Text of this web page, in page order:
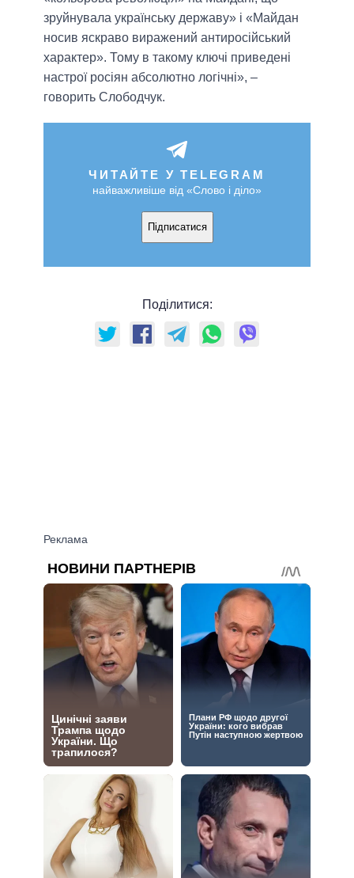
зруйнувала українську державу» і «Майдан
носив яскраво виражений антиросійський
характер». Тому в такому ключі приведені
настрої росіян абсолютно логічні», –
говорить Слободчук.
ЧИТАЙТЕ У TELEGRAM
найважливіше від «Слово і діло»
Підписатися
Поділитися: